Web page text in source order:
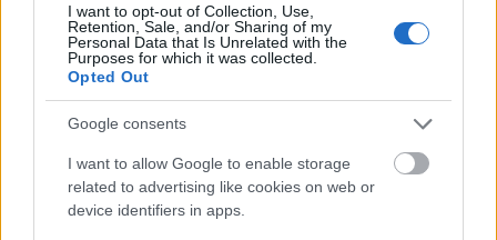
I want to opt-out of Collection, Use,
Retention, Sale, and/or Sharing of my
Personal Data that Is Unrelated with the
Purposes for which it was collected.
Opted Out
Google consents
I want to allow Google to enable storage
related to advertising like cookies on web or
device identifiers in apps.
επιφανειακών υδάτων του ΕΥΣ, από τους
οποίους πραγματοποιείται το μεγαλύτερο μέρος
των απολήψεων. Παράλληλα, στο ΕΥΣ
χρησιμοποιηθούν περίπου ογδόντα εννέα (89)
εγκαταστημένες γεωτρήσεις, για την αξιοποίηση
του υπόγειου υδατικού δυναμικού των καρστικών
υδροφορέων του μέσου ρου του Βοιωτικού